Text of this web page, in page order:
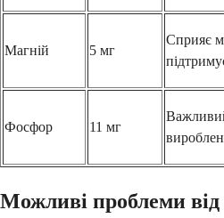
Магній 5 мг
Сприяє
Фосфор 11 мг
Можливі проблеми